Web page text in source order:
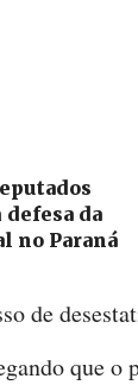
da
no Paraná
de
que o